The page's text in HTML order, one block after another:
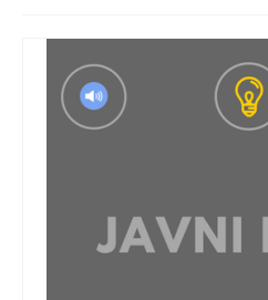
Značajni datumi i
Program energetske
sektoru